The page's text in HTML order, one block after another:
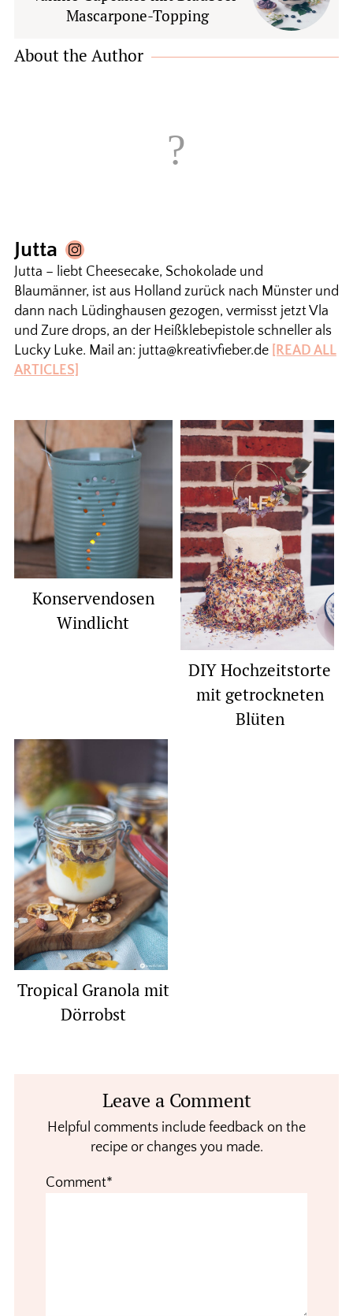
Mascarpone-Topping
About the Author
Jutta
Jutta – liebt Cheesecake, Schokolade und
Blaumänner, ist aus Holland zurück nach Münster und
dann nach Lüdinghausen gezogen, vermisst jetzt Vla
und Zure drops, an der Heißklebepistole schneller als
Lucky Luke. Mail an: jutta@kreativfieber.de [READ ALL
ARTICLES]
Konservendosen
Windlicht
DIY Hochzeitstorte
mit getrockneten
Blüten
Tropical Granola mit
Dörrobst
InteractionsLeave a Comment
Helpful comments include feedback on the
recipe or changes you made.
Comment*